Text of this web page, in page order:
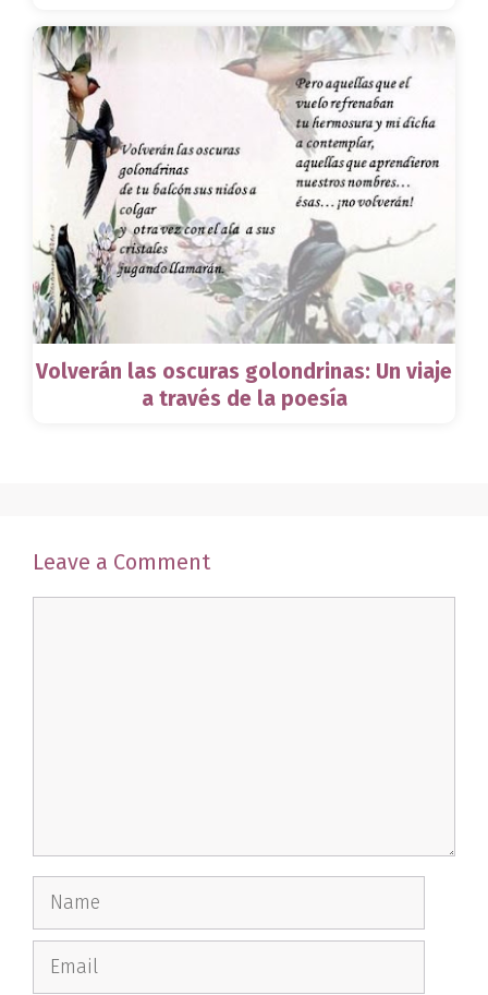
Volverán las oscuras golondrinas: Un viaje
a través de la poesía
Leave a Comment
Name
Email